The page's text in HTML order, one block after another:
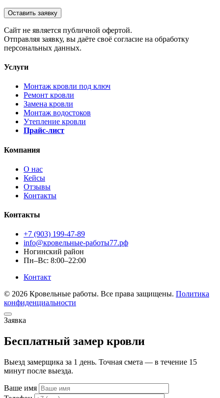
Оставить заявку
Cайт не является публичной офертой.
Отправляя заявку, вы даёте своё согласие на обработку
персональных данных.
Услуги
Монтаж кровли под ключ
Ремонт кровли
Замена кровли
Монтаж водостоков
Утепление кровли
Прайс-лист
Компания
О нас
Кейсы
Отзывы
Контакты
Контакты
+7 (903) 199-47-89
info@кровельные-работы77.рф
Ногинский район
Пн–Вс: 8:00–22:00
Контакт
© 2026 Кровельные работы. Все права защищены. Политика
конфиденциальности
Заявка
Бесплатный замер кровли
Выезд замерщика за 1 день. Точная смета — в течение 15
минут после выезда.
Ваше имя